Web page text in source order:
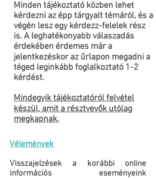
Minden tájékoztató közben lehet
kérdezni az épp tárgyalt témáról, és a
végén lesz egy kérdezz-felelek rész
is. A leghatékonyabb válaszadás
érdekében érdemes már a
jelentkezéskor az űrlapon megadni a
téged leginkább foglalkoztató 1-2
kérdést.
Mindegyik tájékoztatóról felvétel
készül, amit a résztvevők utólag
megkapnak.
Vélemények
Visszajelzések a korábbi online
információs eseményeink